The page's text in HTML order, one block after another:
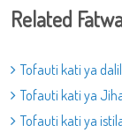
Related
Tofauti kati ya
Tofauti kati ya
Tofauti kati ya